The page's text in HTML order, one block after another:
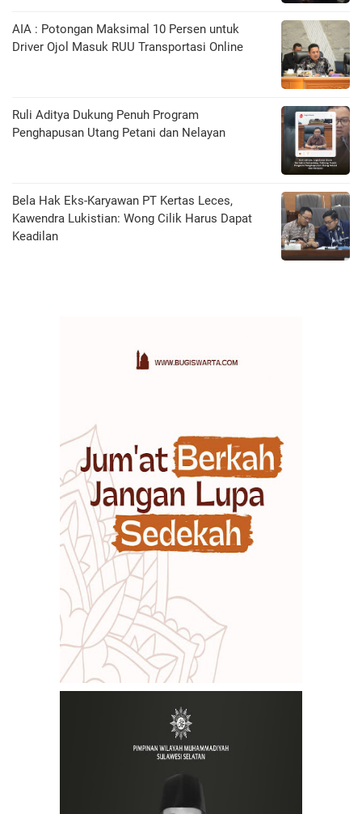
AIA : Potongan Maksimal 10 Persen untuk
Driver Ojol Masuk RUU Transportasi Online
Ruli Aditya Dukung Penuh Program
Penghapusan Utang Petani dan Nelayan
Bela Hak Eks-Karyawan PT Kertas Leces,
Kawendra Lukistian: Wong Cilik Harus Dapat
Keadilan